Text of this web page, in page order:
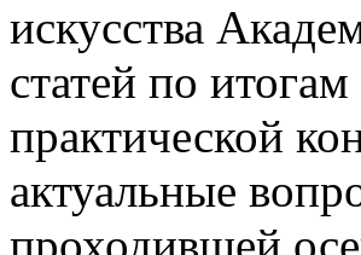
искусства
статей по
практической
актуальные